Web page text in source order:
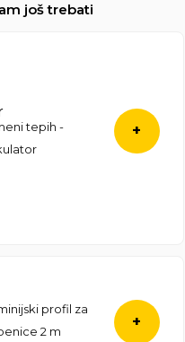
još trebati
tepih -
+
profil za
2 m
+